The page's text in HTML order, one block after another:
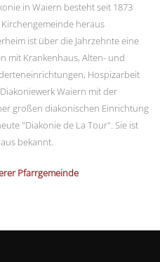
in Waiern besteht seit 1873
heraus
ist über die Jahrzehnte eine
mit Krankenhaus, Alten- und
Hospizarbeit
Waiern mit der
großen diakonischen Einrichtung
"Diakonie de La Tour". Sie ist
bekannt.
Pfarrgemeinde